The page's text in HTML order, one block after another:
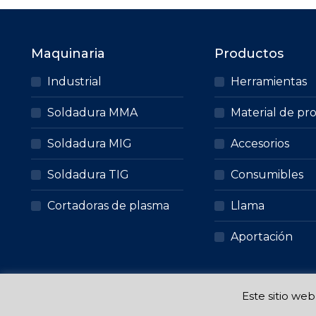
de
producto
tiene
Las
opciones
se
pueden
en
la
página
de
Maquinaria
Industrial
Soldadura MMA
Soldadura MIG
Soldadura TIG
Cortadoras de plasma
Productos
Herramientas
Material de
Accesorios
Consumibles
Llama
Aportación
Este sitio